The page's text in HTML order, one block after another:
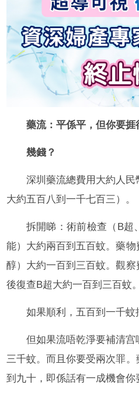
藥流：平係平，但你要捱
幾錢？
深圳藥流總費用大約人
大約五百八到一千七百三）。
拆開睇：術前檢查（B超
能）大約兩百到五百蚊。藥
醇）大約一百到三百蚊。觀
後復查B超大約一百到三百蚊。
如果順利，五百到一千蚊
但如果流唔乾淨要補清
三千蚊。而且你要受兩次罪
到九十，即係話有一成機會你